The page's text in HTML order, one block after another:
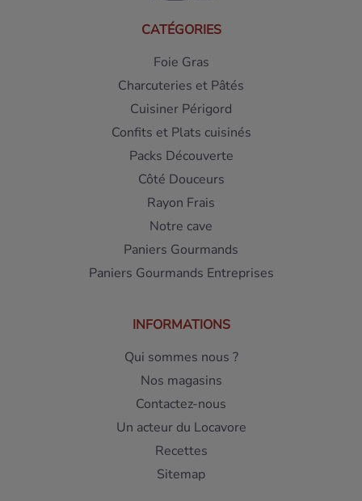
CATÉGORIES
Foie Gras
Charcuteries et Pâtés
Cuisiner Périgord
Confits et Plats cuisinés
Packs Découverte
Côté Douceurs
Rayon Frais
Notre cave
Paniers Gourmands
Paniers Gourmands Entreprises
INFORMATIONS
Qui sommes nous ?
Nos magasins
Contactez-nous
Un acteur du Locavore
Recettes
Sitemap